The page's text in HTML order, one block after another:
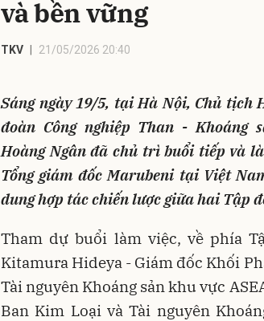
và bền vững
TKV 21/05/2026 20:40
Sáng ngày 19/5, tại Hà Nội, Chủ tịch
đoàn Công nghiệp Than - Khoáng
Hoàng Ngân đã chủ trì buổi tiếp và
Tổng giám đốc Marubeni tại Việt
dung hợp tác chiến lược giữa hai Tập
Tham dự buổi làm việc, về phía
Kitamura Hideya - Giám đốc Khối
Tài nguyên Khoáng sản khu vực
Ban Kim Loại và Tài nguyên